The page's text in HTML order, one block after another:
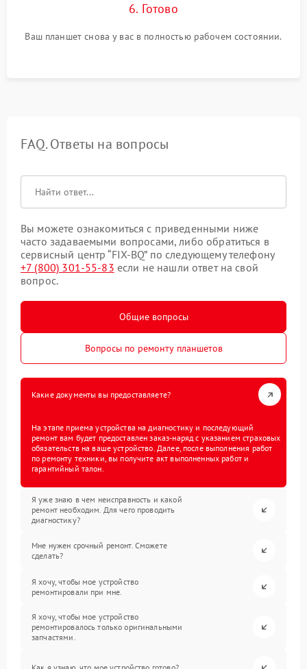
6. Готово
Ваш планшет снова у вас в полностью рабочем состоянии.
FAQ. Ответы на вопросы
Вы можете ознакомиться с приведенными ниже
часто задаваемыми вопросами, либо обратиться в
сервисный центр “FIX-BQ” по следующему телефону
+7 (800) 301-55-83 если не нашли ответ на свой
вопрос.
Общие вопросы
Вопросы по ремонту планшетов
Какие документы вы предоставляете?
На этапе приема устройства на диагностику и последующий
ремонт вам будет предоставлен заказ-наряд с указанием страховых
обязательств на ваше устройство. Далее, после выполнения работ
по ремонту техники, вы получите акт выполненных работ и
гарантийный талон.
Я уже знаю в чем неисправность и какой
ремонт необходим. Для чего проводить
диагностику?
Мне нужен срочный ремонт. Сможете
сделать?
Я хочу, чтобы мое устройство
ремонтировали при мне.
Я хочу, чтобы мое устройство
ремонтировалось только оригинальными
запчастями.